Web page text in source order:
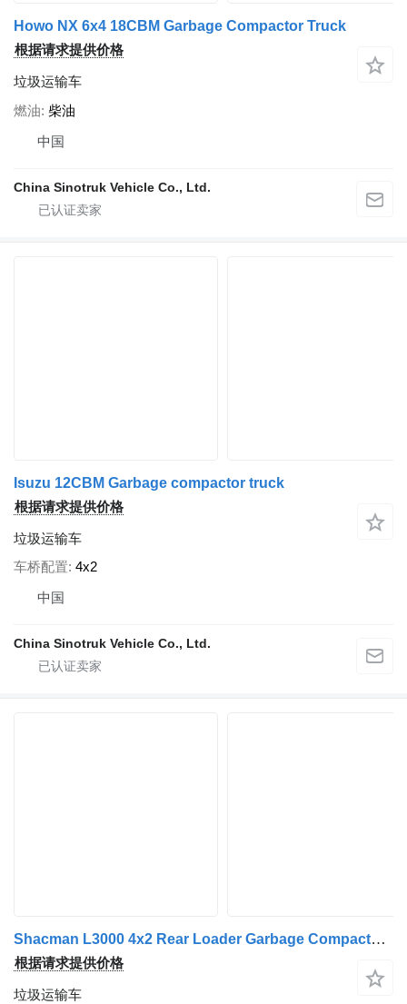
Howo NX 6x4 18CBM Garbage Compactor Truck
根据请求提供价格
垃圾运输车
燃油 柴油
中国
China Sinotruk Vehicle Co., Ltd.
Isuzu 12CBM Garbage compactor truck
根据请求提供价格
垃圾运输车
车桥配置 4x2
中国
China Sinotruk Vehicle Co., Ltd.
Shacman L3000 4x2 Rear Loader Garbage Compactor Truck
根据请求提供价格
垃圾运输车